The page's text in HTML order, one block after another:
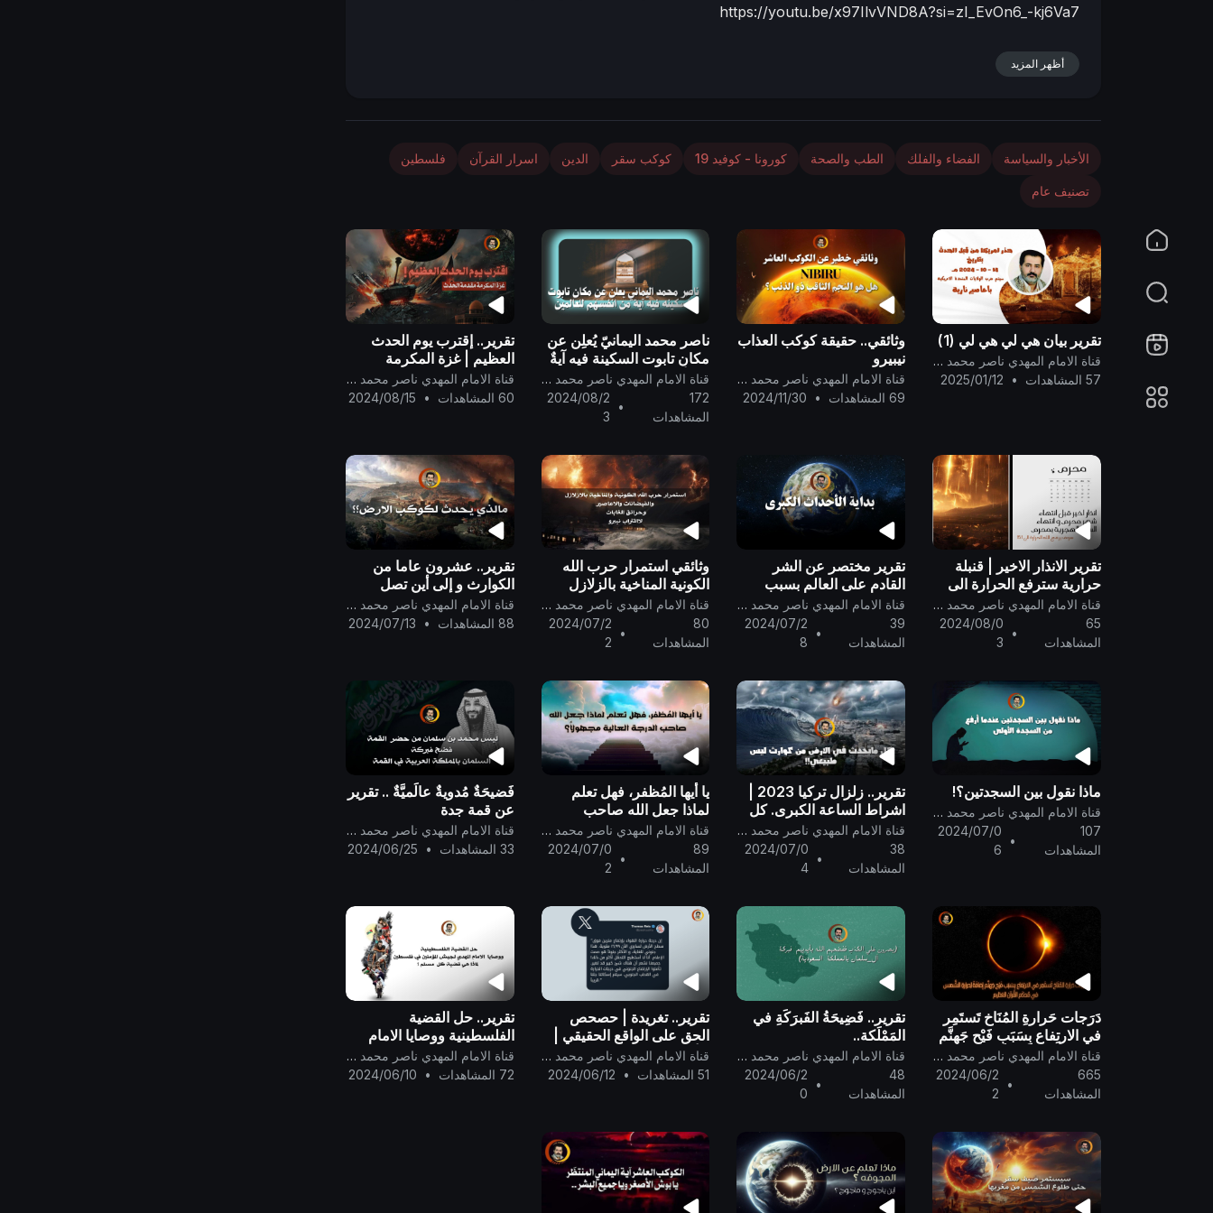
https://youtu.be/x97IlvVND8A?si=zI_EvOn6_-kj6Va7
أظهر المزيد
الأخبار والسياسة الفضاء والفلك الطب والصحة كورونا - كوفيد 19 كوكب سقر الدين اسرار القرآن فلسطين
تصنيف عام
تقرير بيان هي لي هي لي (1)
قناة الامام المهدي ناصر محمد اليماني
57 المشاهدات
•
2025/01/12
وثائقي.. حقيقة كوكب العذاب
نيبيرو
قناة الامام المهدي ناصر محمد اليماني
69 المشاهدات
•
2024/11/30
ناصر محمد اليمانيّ يُعلِن عن
مكان تابوت السكينة فيه آيةٌ
مِن أنفسهم للعالمين ..
قناة الامام المهدي ناصر محمد اليماني
172
المشاهدات
•
2024/08/2
3
تقرير.. إقترب يوم الحدث
العظيم | غزة المكرمة
مقدمة الحدث
قناة الامام المهدي ناصر محمد اليماني
60 المشاهدات
•
2024/08/15
تقرير الانذار الاخير | قنبلة
حرارية سترفع الحرارة الى
١٥١ | ظهر المهدي المنتظر
ناصر محمد اليماني
قناة الامام المهدي ناصر محمد اليماني
65
المشاهدات
•
2024/08/0
3
تقرير مختصر عن الشر
القادم على العالم بسبب
كورونا.... بداية الأحداث
الكبرى
قناة الامام المهدي ناصر محمد اليماني
39
المشاهدات
•
2024/07/2
8
وثائقي استمرار حرب الله
الكونية المناخية بالزلازل
والفيضانات والأعاصير
وحرائق الغابات لاقتراب
نيبيرو
قناة الامام المهدي ناصر محمد اليماني
80
المشاهدات
•
2024/07/2
2
تقرير.. عشرون عاما من
الكوارث و إلى أين تصل
الارض في 2024 | العام
الاكثر سخونة | 151 °c قريبا
قناة الامام المهدي ناصر محمد اليماني
88 المشاهدات
•
2024/07/13
ماذا نقول بين السجدتين؟!
قناة الامام المهدي ناصر محمد اليماني
107
المشاهدات
•
2024/07/0
6
اشراط الساعة الكبرى. كل
ما يحدث في الأرض من
كوارث ليس طبيعي. اقتراب
الكوكب X
قناة الامام المهدي ناصر محمد اليماني
38
المشاهدات
•
2024/07/0
4
يا أيها المُظفر، فهل تعلم
لماذا جعل الله صاحب
الدرجة العالية مجهولاً؟
قناة الامام المهدي ناصر محمد اليماني
89
المشاهدات
•
2024/07/0
2
فَضيحَةٌ مُدويةٌ عالَميَّةٌ .. تقرير
عن قمة جدة
قناة الامام المهدي ناصر محمد اليماني
33 المشاهدات
•
2024/06/25
دَرَجات حَرارةِ المُنَاخ تَستَمِر
في الارتِفاع بِسَبَب فَيْح جَهنَّم
إضافَةً لِحرارةِ الشَّمس في
مُحكَم القُرآن العَظيم ..
قناة الامام المهدي ناصر محمد اليماني
665
المشاهدات
•
2024/06/2
2
تقرير.. فَضِيحَةُ الفَبرَكَةِ في
المَمْلَكة..
قناة الامام المهدي ناصر محمد اليماني
48
المشاهدات
•
2024/06/2
0
تقرير.. تغريدة | حصحص
الحق على الواقع الحقيقي |
بدأ الناس يشعروا بالتغيرات
التي نبأ بها #الامام_المهدي
قناة الامام المهدي ناصر محمد اليماني
51 المشاهدات
•
2024/06/12
تقرير.. حل القضية
الفلسطينية ووصايا الامام
المهدي لجيش المؤمنين في
فلسطين | لماذا هي قضية
قناة الامام المهدي ناصر محمد اليماني
72 المشاهدات
•
2024/06/10